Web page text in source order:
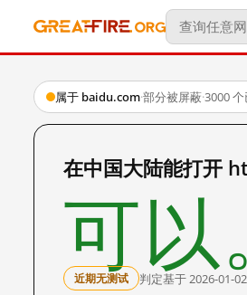
属于 baidu.com·部分被屏蔽·3000
在中国大陆能打开
可以
近期无测试 判定基于 2026-01-